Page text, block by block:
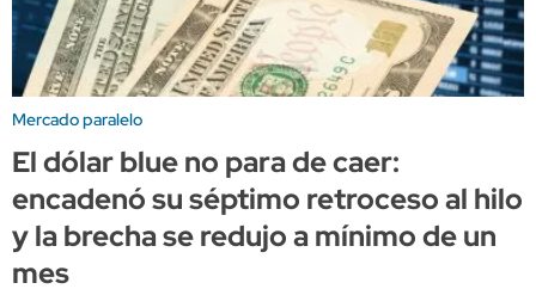
Mercado paralelo
El dólar blue no para de caer:
encadenó su séptimo retroceso al hilo
y la brecha se redujo a mínimo de un
mes